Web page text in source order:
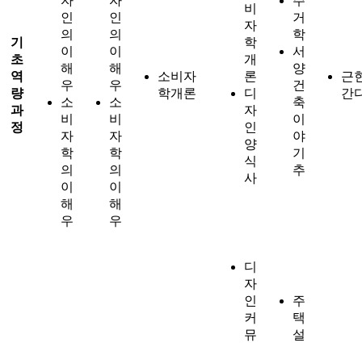
기
초
역
량
과
정
인
의
이
해
우
소
비
자
학
의
이
해
우
인
의
이
해
우
소
비
자
학
의
이
해
우
소비자
학개론
비
자
학
개
론
디
자
인
양
식
사
거
학
서
양
건
축
이
야
기
추
근
간
디
자
인
커
뮤
주
택
설